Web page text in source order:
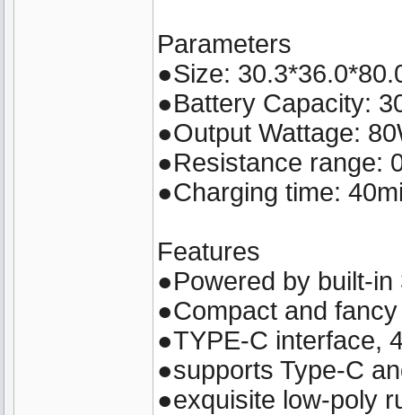
Parameters
●Size:
●Battery Capacity:
●Output Wattage:
●Resistance range:
●Charging time:
Features
●Powered by built-
●Compact and
●TYPE-C interface,
●supports Type-C
●exquisite low-poly